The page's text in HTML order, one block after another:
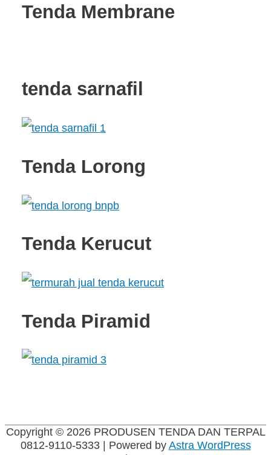
Tenda Membrane
tenda sarnafil
Tenda Lorong
Tenda Kerucut
Tenda Piramid
Copyright © 2026 PRODUSEN TENDA DAN TERPAL
0812-9110-5333| Powered byAstra WordPress